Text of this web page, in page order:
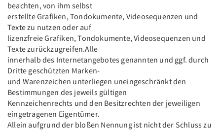
beachten, von ihm selbst
erstellte Grafiken, Tondokumente, Videosequenzen und
Texte zu nutzen oder auf
lizenzfreie Grafiken, Tondokumente, Videosequenzen und
Texte zurückzugreifen.Alle
innerhalb des Internetangebotes genannten und ggf. durch
Dritte geschützten Marken-
und Warenzeichen unterliegen uneingeschränkt den
Bestimmungen des jeweils gültigen
Kennzeichenrechts und den Besitzrechten der jeweiligen
eingetragenen Eigentümer.
Allein aufgrund der bloßen Nennung ist nicht der Schluss zu